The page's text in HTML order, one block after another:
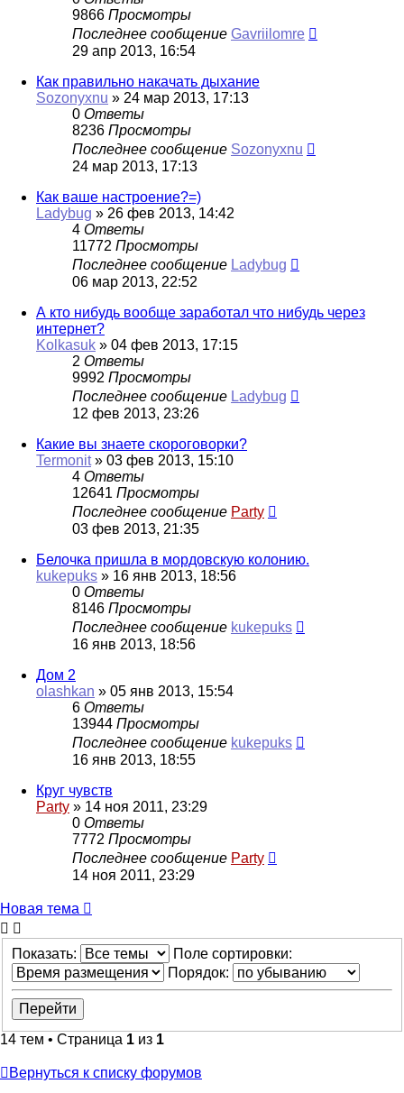
9866 Просмотры
Последнее сообщение Gavriilomre
29 апр 2013, 16:54
Как правильно накачать дыхание
Sozonyxnu » 24 мар 2013, 17:13
0 Ответы
8236 Просмотры
Последнее сообщение Sozonyxnu
24 мар 2013, 17:13
Как ваше настроение?=)
Ladybug » 26 фев 2013, 14:42
4 Ответы
11772 Просмотры
Последнее сообщение Ladybug
06 мар 2013, 22:52
А кто нибудь вообще заработал что нибудь через
интернет?
Kolkasuk » 04 фев 2013, 17:15
2 Ответы
9992 Просмотры
Последнее сообщение Ladybug
12 фев 2013, 23:26
Какие вы знаете скороговорки?
Termonit» 03 фев 2013, 15:10
4 Ответы
12641 Просмотры
Последнее сообщение Party
03 фев 2013, 21:35
Белочка пришла в мордовскую колонию.
kukepuks » 16 янв 2013, 18:56
0 Ответы
8146 Просмотры
Последнее сообщение kukepuks
16 янв 2013, 18:56
Дом 2
olashkan » 05 янв 2013, 15:54
6 Ответы
13944 Просмотры
Последнее сообщение kukepuks
16 янв 2013, 18:55
Круг чувств
Party » 14 ноя 2011, 23:29
0 Ответы
7772 Просмотры
Последнее сообщение Party
14 ноя 2011, 23:29
Новая
тема
Новая тема
Показать:
Поле сортировки:
Порядок:
14 тем • Страница 1 из 1
Вернуться к списку форумов